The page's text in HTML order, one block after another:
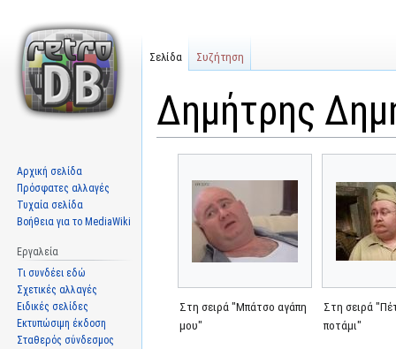
Δημήτρης
πλοήγηση
αναζήτηση
Στη σειρά "Μπάτσο αγάπη
μου"
Στη σειρά
ποτάμι"
Σελίδα Συζήτηση
Αρχική σελίδα
Πρόσφατες αλλαγές
Τυχαία σελίδα
Βοήθεια για το MediaWiki
Εργαλεία
Τι συνδέει εδώ
Σχετικές αλλαγές
Ειδικές σελίδες
Εκτυπώσιμη έκδοση
Σταθερός σύνδεσμος